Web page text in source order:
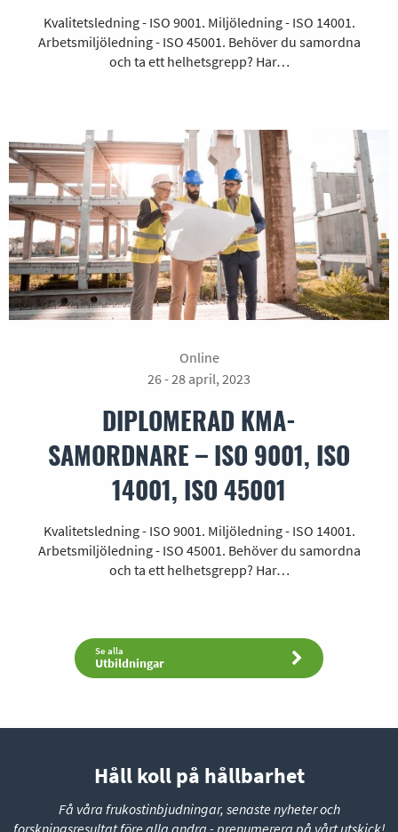
Kvalitetsledning - ISO 9001. Miljöledning - ISO 14001.
Arbetsmiljöledning - ISO 45001. Behöver du samordna
och ta ett helhetsgrepp? Har…
Online
26 - 28 april, 2023
DIPLOMERAD KMA-
SAMORDNARE – ISO 9001, ISO
14001, ISO 45001
Kvalitetsledning - ISO 9001. Miljöledning - ISO 14001.
Arbetsmiljöledning - ISO 45001. Behöver du samordna
och ta ett helhetsgrepp? Har…
Se alla
Utbildningar
Håll koll på hållbarhet
Få våra frukostinbjudningar, senaste nyheter och